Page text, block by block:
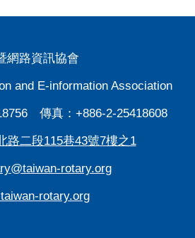
網路資訊協會
and E-information Association
傳真：+886-2-25418608
路二段115巷43號7樓之1
rotary.org
rotary.org